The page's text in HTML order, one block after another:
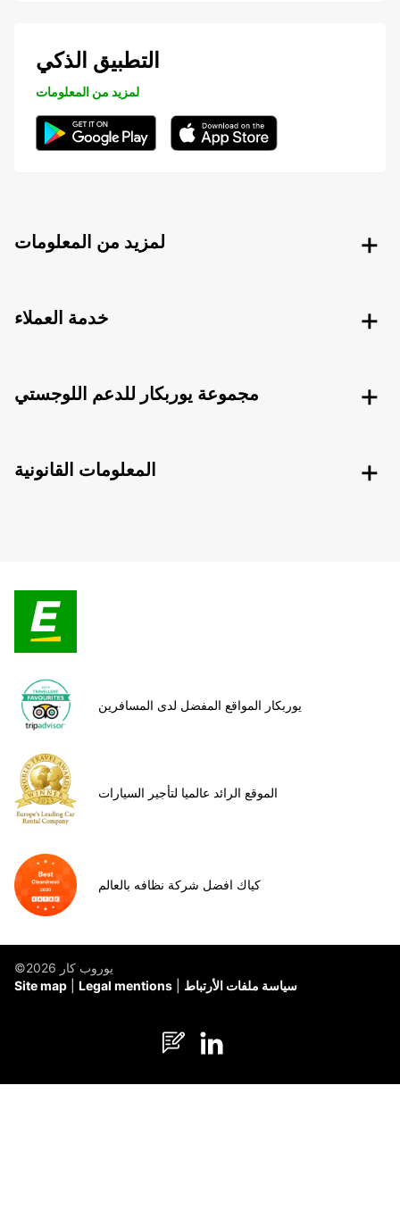
التطبيق الذكي
لمزيد من المعلومات
لمزيد من المعلومات
خدمة العملاء
مجموعة يوربكار للدعم اللوجستي
المعلومات القانونية
يوربكار المواقع المفضل لدى المسافرين
الموقع الرائد عالميا لتأجير السيارات
كياك افضل شركة نظافه بالعالم
©يوروب كار 2026
Site map
Legal mentions سياسة ملفات الأرتباط